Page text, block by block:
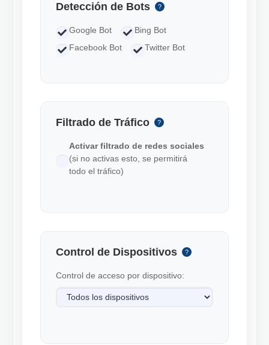
Detección de Bots ?
Google Bot
Bing Bot
Facebook Bot
Twitter Bot
Filtrado de Tráfico ?
Activar filtrado de redes sociales
(si no activas esto, se permitirá
todo el tráfico)
Control de Dispositivos ?
Control de acceso por dispositivo: